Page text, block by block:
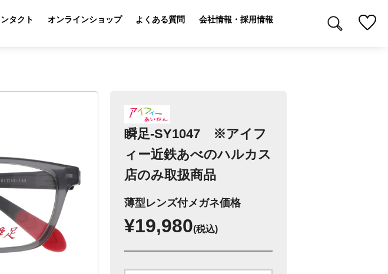
タクト オンラインショップ よくある質問 会社情報・採用情報
瞬足-SY1047 ※アイフ
ィー近鉄あべのハルカス
店のみ取扱商品
薄型レンズ付メガネ価格
¥19,980(税込)